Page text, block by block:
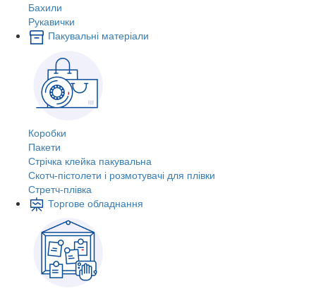
Бахили
Рукавички
Пакувальні матеріали
Коробки
Пакети
Стрічка клейка пакувальна
Скотч-пістолети і розмотувачі для плівки
Стретч-плівка
Торгове обладнання